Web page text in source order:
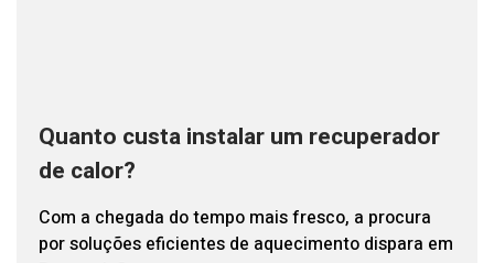
Quanto custa instalar um recuperador
de calor?
Com a chegada do tempo mais fresco, a procura
por soluções eficientes de aquecimento dispara em